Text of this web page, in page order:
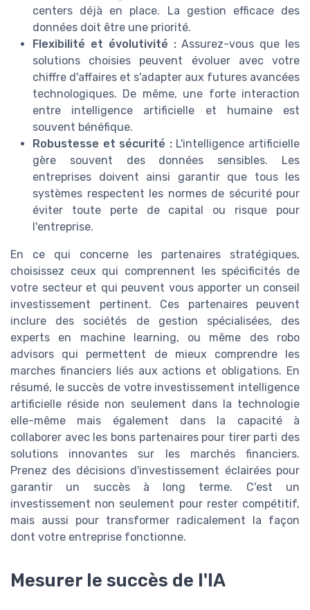
centers déjà en place. La gestion efficace des
données doit être une priorité.
Flexibilité et évolutivité :Assurez-vous que les
solutions choisies peuvent évoluer avec votre
chiffre d'affaires et s'adapter aux futures avancées
technologiques. De même, une forte interaction
entre intelligence artificielle et humaine est
souvent bénéfique.
Robustesse et sécurité :L'intelligence artificielle
gère souvent des données sensibles. Les
entreprises doivent ainsi garantir que tous les
systèmes respectent les normes de sécurité pour
éviter toute perte de capital ou risque pour
l'entreprise.
En ce qui concerne les partenaires stratégiques,
choisissez ceux qui comprennent les spécificités de
votre secteur et qui peuvent vous apporter un conseil
investissement pertinent. Ces partenaires peuvent
inclure des sociétés de gestion spécialisées, des
experts en machine learning, ou même des robo
advisors qui permettent de mieux comprendre les
marches financiers liés aux actions et obligations. En
résumé, le succès de votre investissement intelligence
artificielle réside non seulement dans la technologie
elle-même mais également dans la capacité à
collaborer avec les bons partenaires pour tirer parti des
solutions innovantes sur les marchés financiers.
Prenez des décisions d'investissement éclairées pour
garantir un succès à long terme. C'est un
investissement non seulement pour rester compétitif,
mais aussi pour transformer radicalement la façon
dont votre entreprise fonctionne.
Mesurer le succès de l'IA